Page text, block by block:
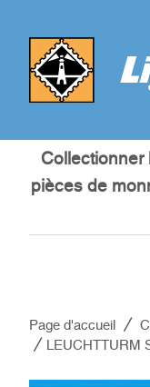
Collectionner
pièces de
Page d'accueil
LEUCHTTURM